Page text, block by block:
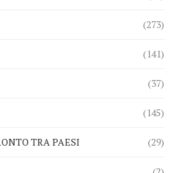
(273)
(141)
(37)
(145)
TRA PAESI (29)